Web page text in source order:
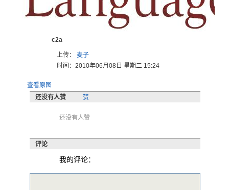
c2a
上传： 麦子
时间：2010年06月08日 星期二 15:24
查看原图
还没有人赞
赞
还没有人赞
评论
我的评论：